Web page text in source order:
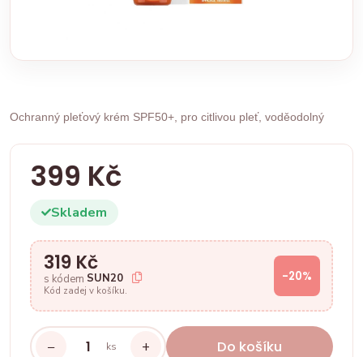
Ochranný pleťový krém SPF50+, pro citlivou pleť, voděodolný
399 Kč
Skladem
319 Kč
s kódem SUN20
Kód zadej v košíku.
-20%
− ks + Do košíku